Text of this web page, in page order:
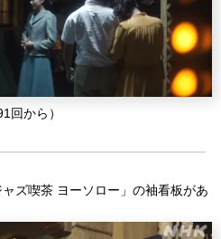
回から）
ズ喫茶 ヨーソロー」の袖看板があ